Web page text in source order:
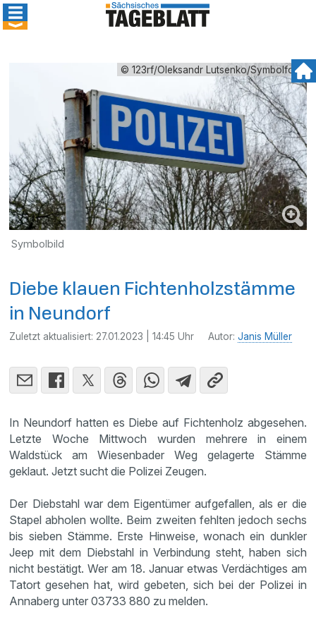
© 123rf/Oleksandr Lutsenko/Symbolfoto
Symbolbild
Diebe klauen Fichtenholzstämme
in Neundorf
Zuletzt aktualisiert: 27.01.2023 | 14:45 Uhr Autor:Janis Müller
In Neundorf hatten es Diebe auf Fichtenholz abgesehen.
Letzte Woche Mittwoch wurden mehrere in einem
Waldstück am Wiesenbader Weg gelagerte Stämme
geklaut. Jetzt sucht die Polizei Zeugen.
Der Diebstahl war dem Eigentümer aufgefallen, als er die
Stapel abholen wollte. Beim zweiten fehlten jedoch sechs
bis sieben Stämme. Erste Hinweise, wonach ein dunkler
Jeep mit dem Diebstahl in Verbindung steht, haben sich
nicht bestätigt. Wer am 18. Januar etwas Verdächtiges am
Tatort gesehen hat, wird gebeten, sich bei der Polizei in
Annaberg unter 03733 880 zu melden.